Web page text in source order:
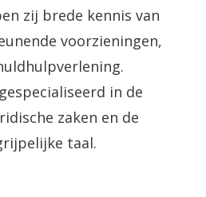
zij brede kennis van
voorzieningen,
in de
zaken en de
taal.